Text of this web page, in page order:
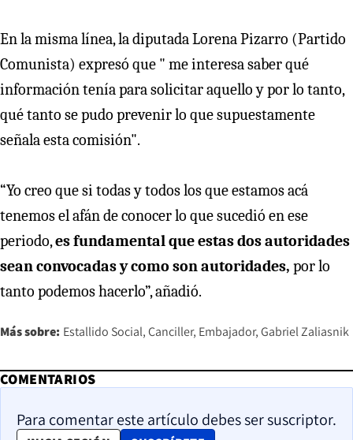
En la misma línea, la diputada Lorena Pizarro (Partido
Comunista) expresó que " me interesa saber qué
información tenía para solicitar aquello y por lo tanto,
qué tanto se pudo prevenir lo que supuestamente
señala esta comisión".
“Yo creo que si todas y todos los que estamos acá
tenemos el afán de conocer lo que sucedió en ese
periodo,es fundamental que estas dos autoridades
sean convocadas y como son autoridades, por lo
tanto podemos hacerlo”, añadió.
Más sobre: Estallido Social Canciller Embajador Gabriel Zaliasnik
COMENTARIOS
Para comentar este artículo debes ser suscriptor.